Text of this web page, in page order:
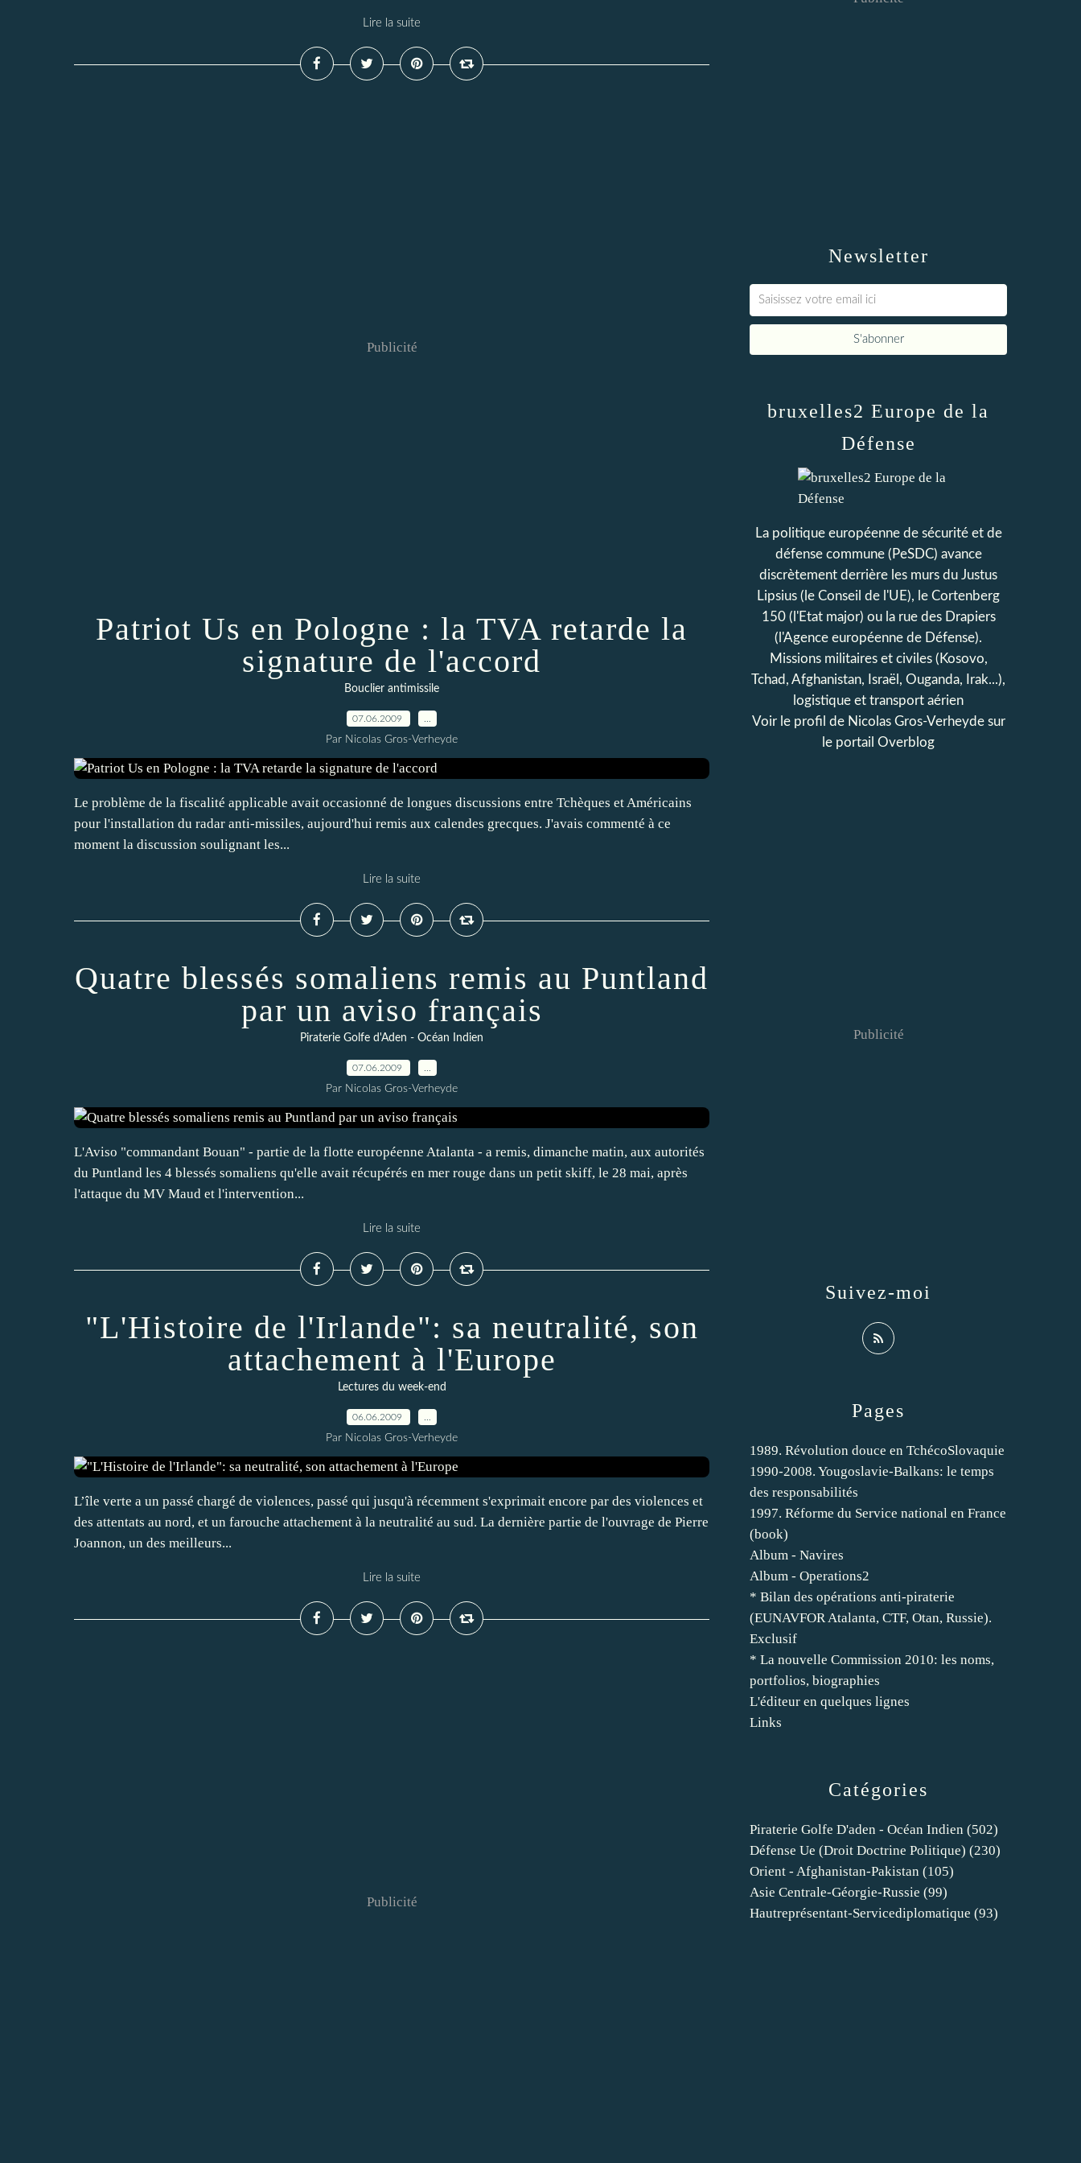
Lire la suite
Publicité
Patriot Us en Pologne : la TVA retarde la
signature de l'accord
Bouclier antimissile
07.06.2009
Par Nicolas Gros-Verheyde
Le problème de la fiscalité applicable avait occasionné de longues discussions entre Tchèques et Américains
pour l'installation du radar anti-missiles, aujourd'hui remis aux calendes grecques. J'avais commenté à ce
moment la discussion soulignant les...
Lire la suite
Quatre blessés somaliens remis au Puntland
par un aviso français
Piraterie Golfe d'Aden - Océan Indien
07.06.2009
Par Nicolas Gros-Verheyde
L'Aviso "commandant Bouan" - partie de la flotte européenne Atalanta - a remis, dimanche matin, aux autorités
du Puntland les 4 blessés somaliens qu'elle avait récupérés en mer rouge dans un petit skiff, le 28 mai, après
l'attaque du MV Maud et l'intervention...
Lire la suite
"L'Histoire de l'Irlande": sa neutralité, son
attachement à l'Europe
Lectures du week-end
06.06.2009
Par Nicolas Gros-Verheyde
L’île verte a un passé chargé de violences, passé qui jusqu'à récemment s'exprimait encore par des violences et
des attentats au nord, et un farouche attachement à la neutralité au sud. La dernière partie de l'ouvrage de Pierre
Joannon, un des meilleurs...
Lire la suite
Publicité
Newsletter
Catégories
Piraterie Golfe D'aden - Océan Indien (502)
Défense Ue (droit Doctrine Politique) (230)
Orient - Afghanistan-Pakistan (105)
Asie Centrale-Géorgie-Russie (99)
Hautreprésentant-Servicediplomatique (93)
Pages
1989. Révolution douce en TchécoSlovaquie
1990-2008. Yougoslavie-Balkans: le temps
des responsabilités
1997. Réforme du Service national en France
(book)
Album - Navires
Album - Operations2
* Bilan des opérations anti-piraterie
(EUNAVFOR Atalanta, CTF, Otan, Russie).
Exclusif
* La nouvelle Commission 2010: les noms,
portfolios, biographies
L'éditeur en quelques lignes
Links
bruxelles2 Europe de la
Défense
La politique européenne de sécurité et de
défense commune (PeSDC) avance
discrètement derrière les murs du Justus
Lipsius (le Conseil de l'UE), le Cortenberg
150 (l'Etat major) ou la rue des Drapiers
(l'Agence européenne de Défense).
Missions militaires et civiles (Kosovo,
Tchad, Afghanistan, Israël, Ouganda, Irak...),
logistique et transport aérien
Voir le profil de Nicolas Gros-Verheydesur
le portail Overblog
Suivez-moi
Publicité